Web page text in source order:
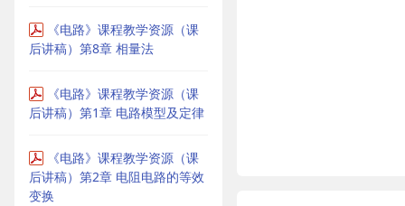
《电路》课程教学资源（课
后讲稿）第8章 相量法
《电路》课程教学资源（课
后讲稿）第1章 电路模型及定律
《电路》课程教学资源（课
后讲稿）第2章 电阻电路的等效
变换